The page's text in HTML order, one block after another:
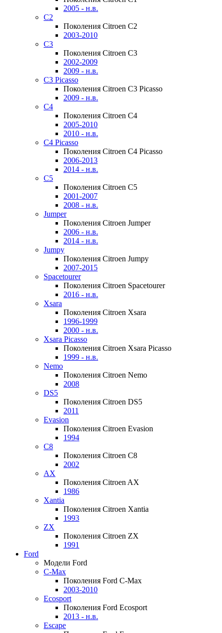
2005 - н.в.
C2
Поколения Citroen C2
2003-2010
C3
Поколения Citroen C3
2002-2009
2009 - н.в.
C3 Picasso
Поколения Citroen C3 Picasso
2009 - н.в.
C4
Поколения Citroen C4
2005-2010
2010 - н.в.
C4 Picasso
Поколения Citroen C4 Picasso
2006-2013
2014 - н.в.
C5
Поколения Citroen C5
2001-2007
2008 - н.в.
Jumper
Поколения Citroen Jumper
2006 - н.в.
2014 - н.в.
Jumpy
Поколения Citroen Jumpy
2007-2015
Spacetourer
Поколения Citroen Spacetourer
2016 - н.в.
Xsara
Поколения Citroen Xsara
1996-1999
2000 - н.в.
Xsara Picasso
Поколения Citroen Xsara Picasso
1999 - н.в.
Nemo
Поколения Citroen Nemo
2008
DS5
Поколения Citroen DS5
2011
Evasion
Поколения Citroen Evasion
1994
C8
Поколения Citroen C8
2002
AX
Поколения Citroen AX
1986
Xantia
Поколения Citroen Xantia
1993
ZX
Поколения Citroen ZX
1991
Ford
Модели Ford
C-Max
Поколения Ford C-Max
2003-2010
Ecosport
Поколения Ford Ecosport
2013 - н.в.
Escape